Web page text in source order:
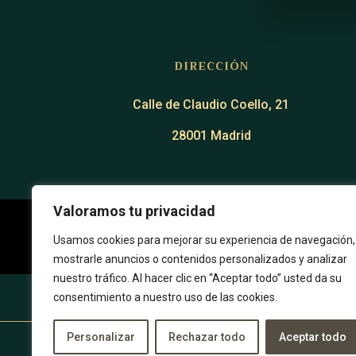
Valoramos tu privacidad
Usamos cookies para mejorar su experiencia de navegación,
mostrarle anuncios o contenidos personalizados y analizar
nuestro tráfico. Al hacer clic en “Aceptar todo” usted da su
consentimiento a nuestro uso de las cookies.
Personalizar Rechazar todo Aceptar todo
DIRECCIÓN
Calle de Claudio Coello, 21
28001 Madrid
Política de Privacidad